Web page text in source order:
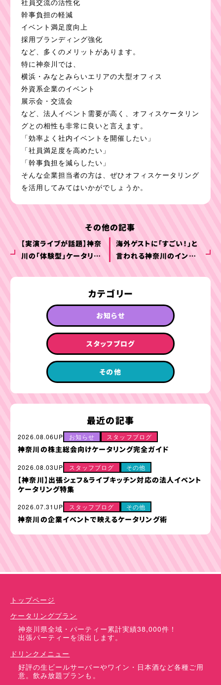
カテゴリー
お知らせ
スタッフブログ
その他
最近の記事
2026.08.06UP お知らせ スタッフブログ
神奈川の株主総会向けケータリング完全ガイド
2026.08.03UP スタッフブログ その他
【神奈川】出張シェフ＆ライブキッチン対応の法人イベント
ケータリング特集
2026.07.31UP スタッフブログ その他
神奈川の企業イベントで映えるケータリング術
社員交流の活性化
幹事負担の軽減
イベント満足度向上
採用ブランディング強化
など、多くのメリットがあります。
特に神奈川では、
横浜・みなとみらいエリアの大型オフィス
外資系企業のイベント
展示会・交流会
など、法人イベント需要が高く、オフィスケータリン
グとの相性も非常に良いと言えます。
「効率よく社内イベントを開催したい」
「社員満足度を高めたい」
「幹事負担を減らしたい」
そんな企業担当者の方は、ぜひオフィスケータリング
を活用してみてはいかがでしょうか。
その他の記事
【実演ライブが話題】神奈
川の「体験型」ケータリン
ストビーフカットで会場
海外ゲストに「すごい！」と
言われる神奈川のインタ
特集｜ヴィーガン・ハラル
対応も完全ガイド
ケータリングプラン
ドリンクメニュー
単品オプション
トップページ
ケータリングプラン
神奈川県全域・パーティー累計実績38,000件！
出張パーティーを演出します。
ドリンクメニュー
好評の生ビールサーバーやワイン・日本酒など各種ご用
意。飲み放題プランも。